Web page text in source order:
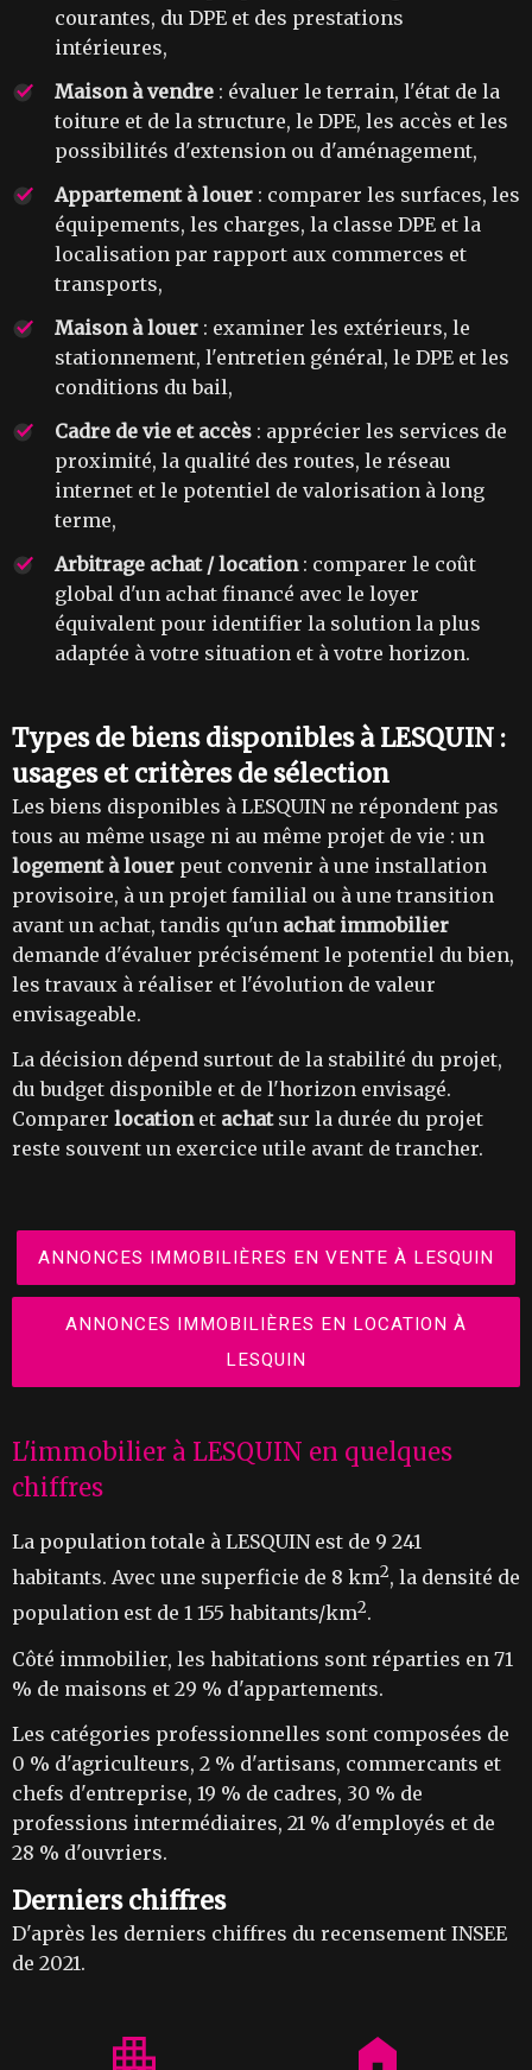
courantes, du DPE et des prestations
intérieures,
Maison à vendre : évaluer le terrain, l'état de la
toiture et de la structure, le DPE, les accès et les
possibilités d'extension ou d'aménagement,
Appartement à louer : comparer les surfaces, les
équipements, les charges, la classe DPE et la
localisation par rapport aux commerces et
transports,
Maison à louer : examiner les extérieurs, le
stationnement, l'entretien général, le DPE et les
conditions du bail,
Cadre de vie et accès : apprécier les services de
proximité, la qualité des routes, le réseau
internet et le potentiel de valorisation à long
terme,
Arbitrage achat / location: comparer le coût
global d'un achat financé avec le loyer
équivalent pour identifier la solution la plus
adaptée à votre situation et à votre horizon.
Types de biens disponibles à LESQUIN :
usages et critères de sélection
Les biens disponibles à LESQUIN ne répondent pas
tous au même usage ni au même projet de vie : un
logement à louer peut convenir à une installation
provisoire, à un projet familial ou à une transition
avant un achat, tandis qu'un achat immobilier
demande d'évaluer précisément le potentiel du bien,
les travaux à réaliser et l'évolution de valeur
envisageable.
La décision dépend surtout de la stabilité du projet,
du budget disponible et de l'horizon envisagé.
Comparer locationet achatsur la durée du projet
reste souvent un exercice utile avant de trancher.
ANNONCES IMMOBILIÈRES EN VENTE À LESQUIN
ANNONCES IMMOBILIÈRES EN LOCATION À
LESQUIN
L'immobilier à LESQUIN en quelques
chiffres
La population totale à LESQUIN est de 9 241
habitants. Avec une superficie de 8 km2, la densité de
population est de 1 155 habitants/km2.
Côté immobilier, les habitations sont réparties en 71
% de maisons et 29 % d'appartements.
Les catégories professionnelles sont composées de
0 % d'agriculteurs, 2 % d'artisans, commercants et
chefs d'entreprise, 19 % de cadres, 30 % de
professions intermédiaires, 21 % d'employés et de
28 % d'ouvriers.
Derniers chiffres
D'après les derniers chiffres du recensement INSEE
de 2021.